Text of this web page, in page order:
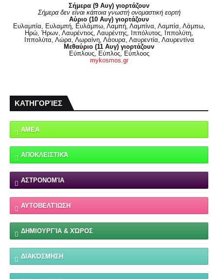
Σήμερα (9 Αυγ) γιορτάζουν
Σήμερα δεν είναι κάποια γνωστή ονομαστική εορτή
Αύριο (10 Αυγ) γιορτάζουν
Ευλαμπία, Ευλαμπή, Ευλάμπω, Λαμπή, Λαμπίνα, Λαμπία, Λάμπω,
Ηρώ, Ήρων, Λαυρέντιος, Λαυρέντης, Ιππόλυτος, Ιππολύτη,
Ιππολύτα, Λώρα, Λωραίνη, Λάουρα, Λαυρεντία, Λαυρεντίνα
Μεθαύριο (11 Αυγ) γιορτάζουν
Εύπλους, Εύπλος, Εύπλοος
mykosmos.gr
ΚΑΤΗΓΟΡΊΕΣ
ΑΜΕΑ
ΑΠΟΚΛΕΙΣΤΙΚΆ
ΑΣΤΡΟΝΟΜΊΑ
ΑΥΤΟΒΕΛΤΊΩΣΗ
ΔΗΜΙΟΥΡΓΊΑ & ΧΏΡΟΣ
ΔΙΑΚΌΣΜΗΣΗ